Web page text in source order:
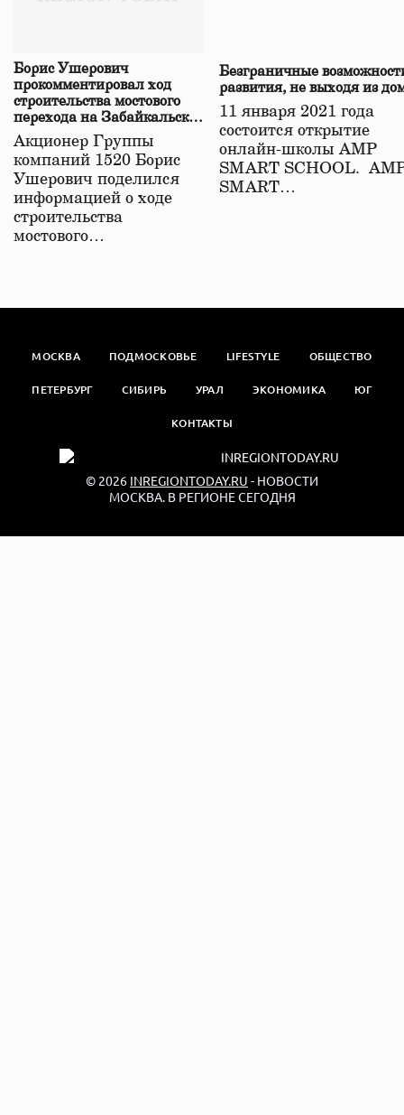
Борис Ушерович
прокомментировал ход
строительства мостового
перехода на Забайкальской
железной дороге
Акционер Группы
компаний 1520 Борис
Ушерович поделился
информацией о ходе
строительства
мостового…
Безграничные
развития, не выходя из
11 января 2021 года
состоится открытие
онлайн-школы АМР
SMART SCHOOL.
SMART…
МОСКВА ПОДМОСКОВЬЕ LIFESTYLE ОБЩЕСТВО
ПЕТЕРБУРГ СИБИРЬ УРАЛ ЭКОНОМИКА ЮГ
КОНТАКТЫ
© 2026 INREGIONTODAY.RU - НОВОСТИ
МОСКВА. В РЕГИОНЕ СЕГОДНЯ